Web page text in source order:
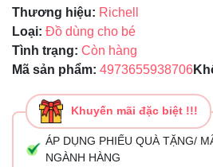
Thương hiệu: Richell
Loại: Đồ dùng cho bé
Tình trạng: Còn hàng
Mã sản phẩm: 4973655938706
Khuyến mãi đặc biệt !!!
ÁP DỤNG PHIẾU QUÀ TẶNG/
NGÀNH HÀNG